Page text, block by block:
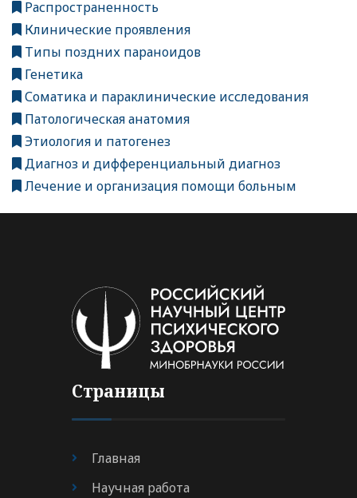
Распространенность
Клинические проявления
Типы поздних параноидов
Генетика
Соматика и параклинические исследования
Патологическая анатомия
Этиология и патогенез
Диагноз и дифференциальный диагноз
Лечение и организация помощи больным
Страницы
Главная
Научная работа